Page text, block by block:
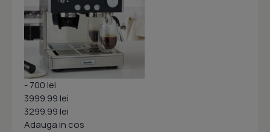
- 700 lei
3999.99 lei
3299.99 lei
Adauga in cos